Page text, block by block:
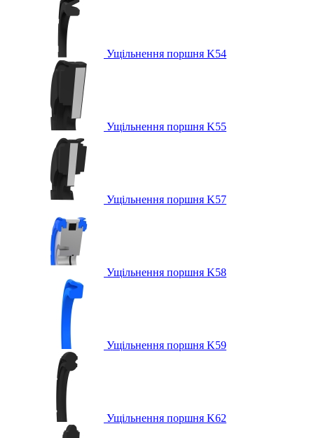
Ущільнення поршня K54
Ущільнення поршня K55
Ущільнення поршня K57
Ущільнення поршня K58
Ущільнення поршня K59
Ущільнення поршня K62